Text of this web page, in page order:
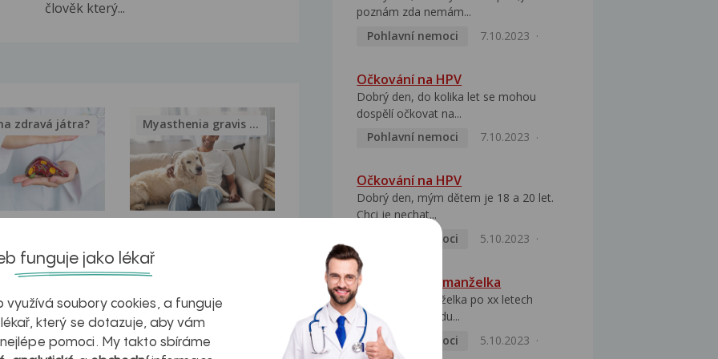
člověk který...
v datech a
zdravá játra?
léčba
myastenie –
naděje pro ty,
Myasthenia gravis – vše, co...
poznám zda nemám...
Pohlavní nemoci
7.10.2023
Očkování na HPV
Dobrý den, do kolika let se mohou
dospělí očkovat na...
Pohlavní nemoci
7.10.2023
Očkování na HPV
Dobrý den, mým dětem je 18 a 20 let.
Chci je nechat...
Pohlavní nemoci
5.10.2023
HPV pozitivní manželka
Dobrý den, manželka po xx letech
přivezla z Východu...
Pohlavní nemoci
5.10.2023
funguje jako lékař
využívá soubory cookies, a funguje
který se dotazuje, aby vám
pomoci. My takto sbíráme